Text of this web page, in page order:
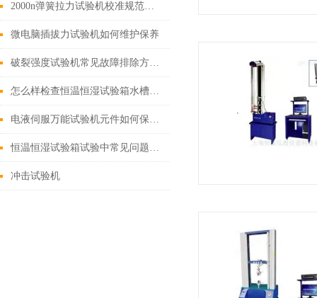
2000n弹簧拉力试验机校准规范与注意事项
微电脑插拔力试验机如何维护保养
破裂强度试验机常见故障排除方法：
怎么样检查恒温恒湿试验箱水槽滴水原因?
电液伺服万能试验机元件如何保持理想工作状态
恒温恒湿试验箱试验中常见问题解决方法
冲击试验机